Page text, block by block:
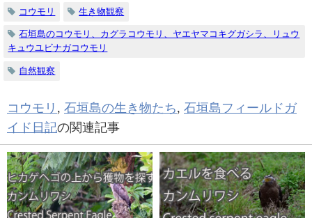
コウモリ 生き物観察
石垣島のコウモリ、カグラコウモリ、ヤエヤマコキグガシラ、リュウ
キュウユビナガコウモリ
自然観察
コウモリ , 石垣島の生き物たち, 石垣島フィールドガ
イド日記の関連記事